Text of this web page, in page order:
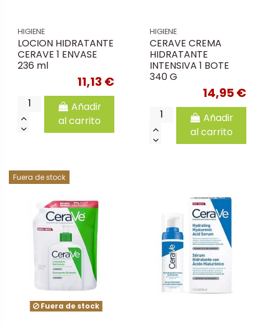
HIGIENE
LOCION HIDRATANTE
CERAVE 1 ENVASE
236 ml
11,13 €
Añadir
al carrito
HIGIENE
CERAVE CREMA
HIDRATANTE
INTENSIVA 1 BOTE
340 G
14,95 €
Añadir
al carrito
Fuera de stock
Fuera de stock